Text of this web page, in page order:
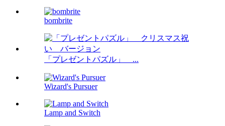
bombrite
「プレゼントパズル」 ...
Wizard's Pursuer
Lamp and Switch